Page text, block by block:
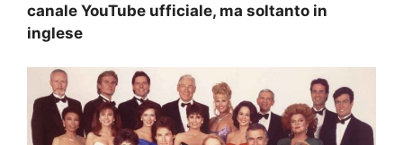
canale YouTube ufficiale, ma soltanto in
inglese